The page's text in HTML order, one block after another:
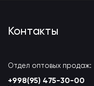
Контакты
Отдел оптовых продаж:
+998(95) 475-30-00